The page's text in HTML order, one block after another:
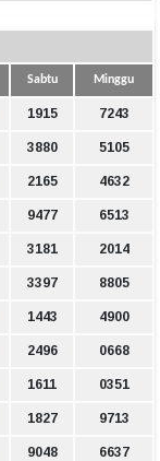
Sabtu Minggu
1915 7243
3880 5105
2165 4632
9477 6513
3181 2014
3397 8805
1443 4900
2496 0668
1611 0351
1827 9713
9048 6637